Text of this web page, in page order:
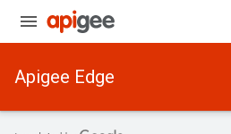
Apigee Edge